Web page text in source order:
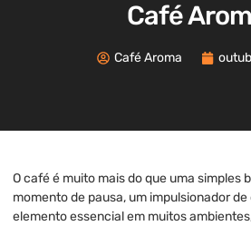
Café
Café Aroma
O café é muito mais do que uma simples
momento de pausa, um impulsionador
elemento essencial em muitos